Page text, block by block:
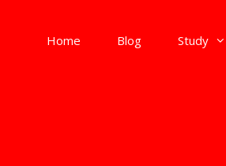
Home Blog Study